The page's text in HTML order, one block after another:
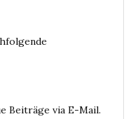
Beiträge via E-Mail.